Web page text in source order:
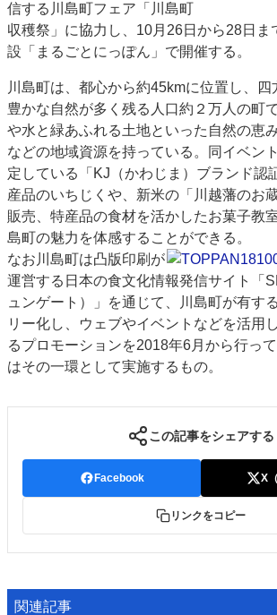
特集記事カテゴリー一覧
2022 見える化・MIS特集
JAPAN PACK 2023 特集
中古印刷機・製本機特集
特集・デジタル印刷 ～ 新成長軌道を描く
案内
発刊案内
JFPI印刷用語集 印刷機材
運営
会社案内
購読・購入申し込み
サイト
お問い合わせ
信する川島町フェア「川島町
収穫祭」に協力し、10月26日から28日ま
設「まるごとにっぽん」で開催する。
川島町は、都心から約45kmに位置し、四
豊かな自然が多く残る人口約２万人の町
や水と緑あふれる土地といった自然の恵
などの地域資源を持っている。同イベン
定している「KJ（かわじま）ブランド認
産品のいちじくや、新米の「川越藩のお
販売、特産品の食材を活かしたお菓子教
島町の魅力を体感することができる。
なお川島町は凸版印刷が
運営する日本の食文化情報発信サイト「
ュンゲート）」を通じて、川島町が有す
リー化し、ウェブやイベントなどを活用
るプロモーションを2018年6月から行っ
はその一環として実施するもの。
この記事をシェアする
Facebook X
リンクをコピー
関連記事